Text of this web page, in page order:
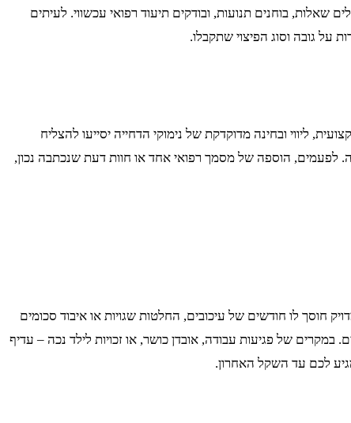
בוחנים תנועות, ובודקים תיעוד רפואי עכשווי. לעיתים
על גובה וסוג הפיצוי שתקבלו.
ליווי ובחינה מדוקדקת של נימוקי הדחייה יסייעו להצליח
לפעמים, הוספה של מסמך רפואי אחד או חוות דעת שנכתבה נכון,
חוסך לו חודשים של עיכובים, החלטות שגויות או איבוד סכומים
במקרים של פגיעות עבודה, אובדן כושר, או זכויות לילד נכה – עדיף
לכם עד השקל האחרון.